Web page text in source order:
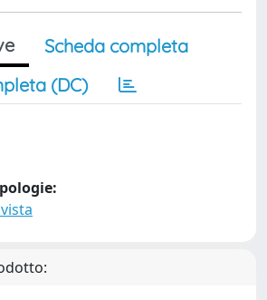
Scheda completa
(DC)